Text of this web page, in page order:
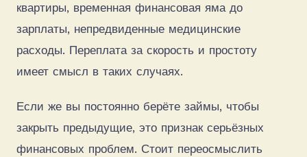
квартиры, временная финансовая яма до
зарплаты, непредвиденные медицинские
расходы. Переплата за скорость и простоту
имеет смысл в таких случаях.
Если же вы постоянно берёте займы, чтобы
закрыть предыдущие, это признак серьёзных
финансовых проблем. Стоит переосмыслить